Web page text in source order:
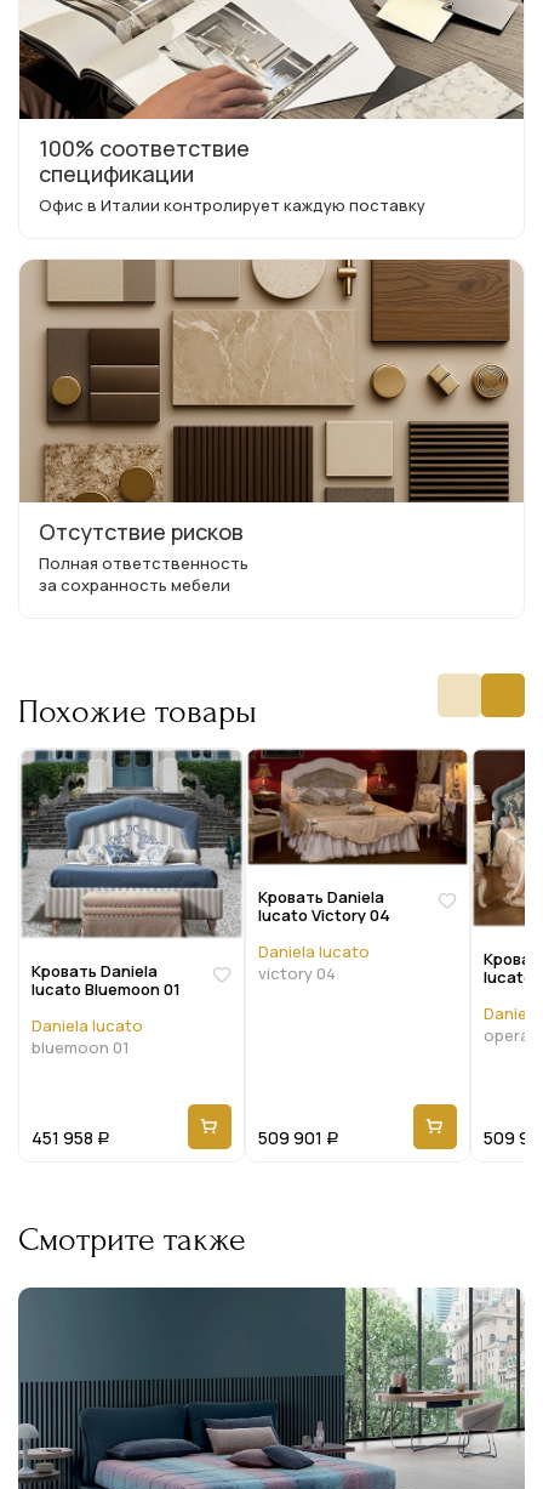
100% соответствие
спецификации
Офис в Италии контролирует каждую поставку
Отсутствие рисков
Полная ответственность
за сохранность мебели
Похожие товары
Кровать Daniela
lucato Bluemoon 01
Daniela lucato
bluemoon 01
451 958 Р
Кровать Daniela
lucato Victory 04
Daniela lucato
victory 04
509 901 Р
lucato
opera
509
Смотрите также